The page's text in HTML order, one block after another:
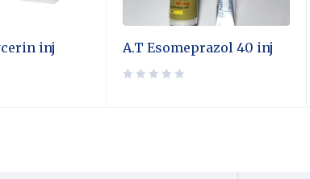
inj A.T Esomeprazol 40 inj